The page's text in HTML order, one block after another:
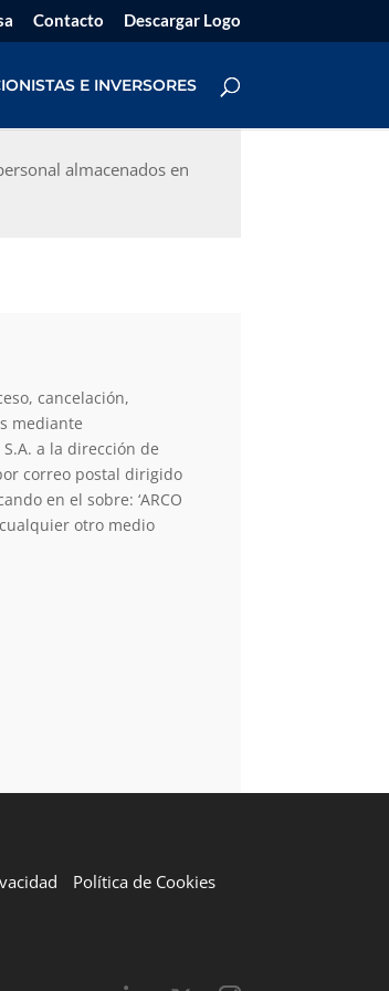
Contacto Descargar Logo
E INVERSORES
almacenados en
cancelación,
mediante
a la dirección de
correo postal dirigido
en el sobre: ‘ARCO
otro medio
Política de Cookies